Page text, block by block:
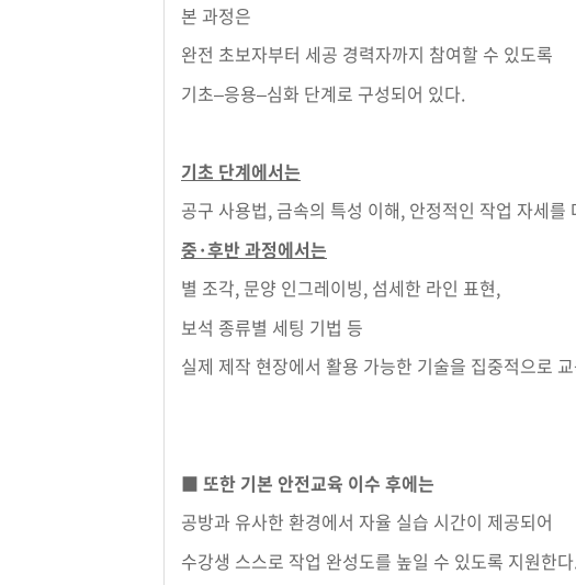
본 과정은
완전 초보자부터 세공 경력자까지 참여할 수 있도록
기초–응용–심화 단계로 구성되어 있다.
기초 단계에서는
공구 사용법, 금속의 특성 이해, 안정적인 작업 자세를
중·후반 과정에서는
별 조각, 문양 인그레이빙, 섬세한 라인 표현,
보석 종류별 세팅 기법 등
실제 제작 현장에서 활용 가능한 기술을 집중적으로
■ 또한 기본 안전교육 이수 후에는
공방과 유사한 환경에서 자율 실습 시간이 제공되어
수강생 스스로 작업 완성도를 높일 수 있도록 지원한다.